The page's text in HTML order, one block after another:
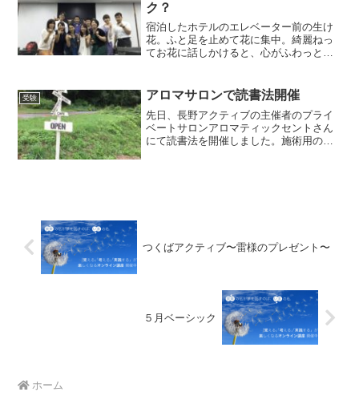
ク？
宿泊したホテルのエレベーター前の生け
花。ふと足を止めて花に集中。綺麗ねっ
てお花に話しかけると、心がふわっと軽
た朝でした。食事をするときも綺麗に盛
るというとで､視覚から...
受験 アロマサロンで読書法開催
先日、長野アクティブの主催者のプライ
ベートサロンアロマティックセントさん
にて読書法を開催しました。施術用のベ
つくばアクティブ〜雷様のプレゼント〜
５月ベーシック
ホーム